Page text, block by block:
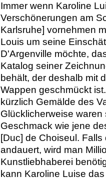
Immer wenn Karoline
Verschönerungen am
Karlsruhe] vornehmen
Louis um seine
D'Argenville möchte,
Katalog seiner
behält, der deshalb mit
Wappen geschmückt
kürzlich Gemälde des
Glücklicherweise
Geschmack wie jene
[Duc] de Choiseul. Falls
andauert, wird man
Kunstliebhaberei
kann Karoline Luise